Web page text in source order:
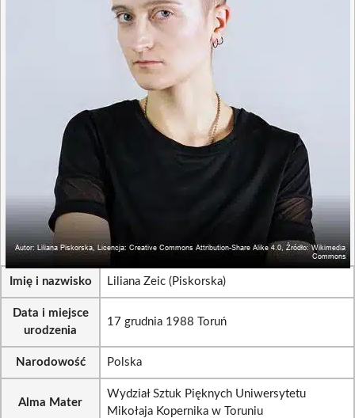
Imię i nazwisko Liliana Zeic (Piskorska)
Data i miejsce
urodzenia
17 grudnia 1988 Toruń
Narodowość Polska
Alma Mater
Wydział Sztuk Pięknych Uniwersytetu
Mikołaja Kopernika w Toruniu